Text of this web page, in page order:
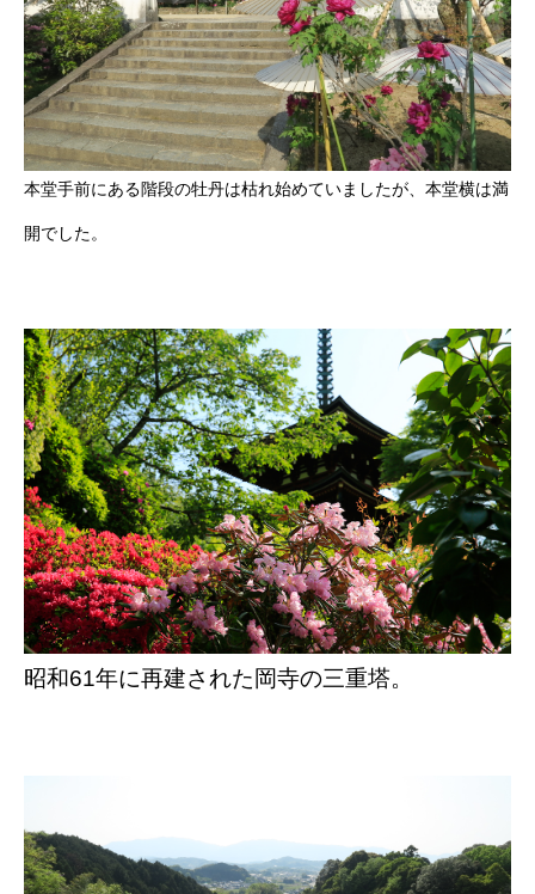
本堂手前にある階段の牡丹は枯れ始めていましたが、本堂横は満
開でした。
昭和61年に再建された岡寺の三重塔。